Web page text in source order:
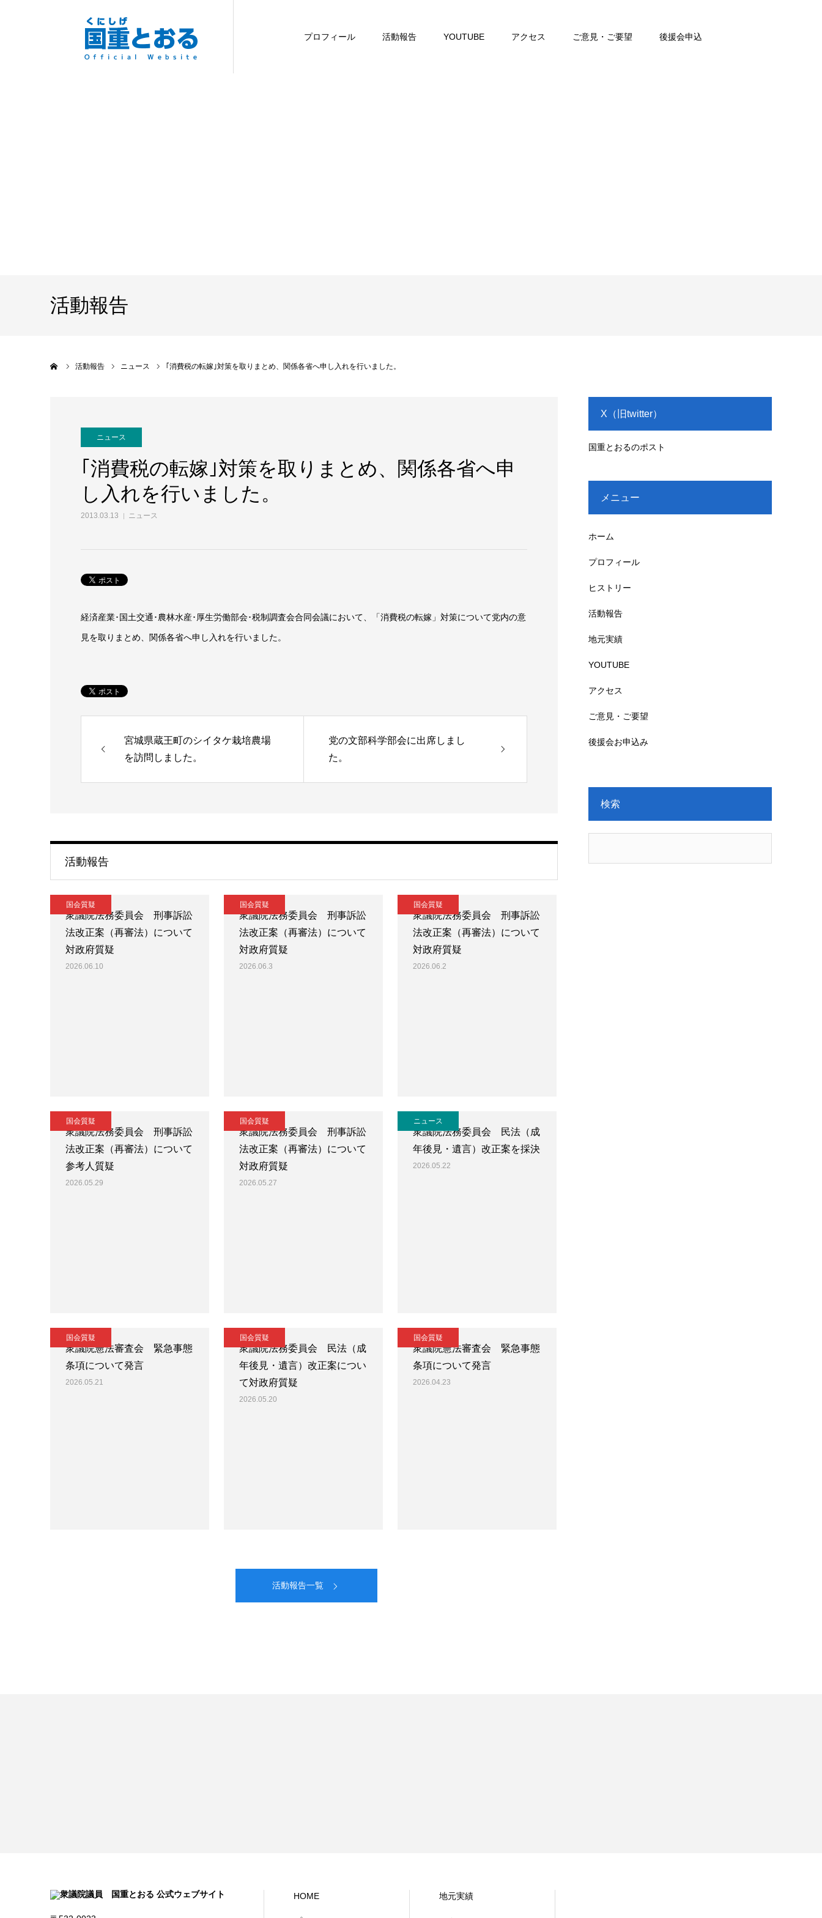
プロフィール 活動報告 YOUTUBE アクセス ご意見・ご要望 後援会申込
活動報告
活動報告 ニュース ｢消費税の転嫁｣対策を取りまとめ、関係各省へ申し入れを行いました。
ニュース
｢消費税の転嫁｣対策を取りまとめ、関係各省へ申
し入れを行いました。
2013.03.13 ニュース
経済産業･国土交通･農林水産･厚生労働部会･税制調査会合同会議において、「消費税の転嫁」対策について党内の意
見を取りまとめ、関係各省へ申し入れを行いました。
宮城県蔵王町のシイタケ栽培農場
を訪問しました。
党の文部科学部会に出席しまし
た。
活動報告
国会質疑
衆議院法務委員会 刑事訴訟
法改正案（再審法）について
対政府質疑
2026.06.10
国会質疑
衆議院法務委員会 刑事訴訟
法改正案（再審法）について
対政府質疑
2026.06.3
国会質疑
衆議院法務委員会 刑事訴訟
法改正案（再審法）について
対政府質疑
2026.06.2
国会質疑
衆議院法務委員会 刑事訴訟
法改正案（再審法）について
参考人質疑
2026.05.29
国会質疑
衆議院法務委員会 刑事訴訟
法改正案（再審法）について
対政府質疑
2026.05.27
ニュース
衆議院法務委員会 民法（成
年後見・遺言）改正案を採決
2026.05.22
国会質疑
衆議院憲法審査会 緊急事態
条項について発言
2026.05.21
国会質疑
衆議院法務委員会 民法（成
年後見・遺言）改正案につい
て対政府質疑
2026.05.20
国会質疑
衆議院憲法審査会 緊急事態
条項について発言
2026.04.23
活動報告一覧
X（旧twitter）
国重とおるのポスト
メニュー
ホーム
プロフィール
ヒストリー
活動報告
地元実績
YOUTUBE
アクセス
ご意見・ご要望
後援会お申込み
検索
HOME 地元実績